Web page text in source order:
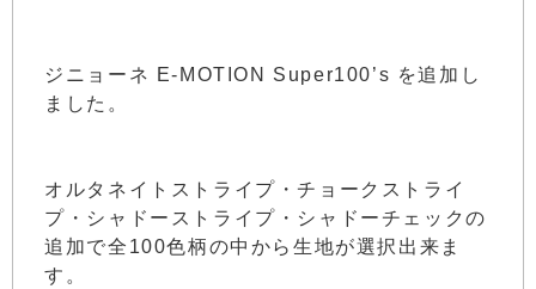
ジニョーネ E-MOTION Super100’s を追加し
ました。
オルタネイトストライプ・チョークストライ
プ・シャドーストライプ・シャドーチェックの
追加で全100色柄の中から生地が選択出来ま
す。